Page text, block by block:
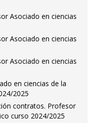
Asociado en ciencias
Asociado en ciencias
Asociado en ciencias
en ciencias de la
2025
contratos. Profesor
curso 2024/2025